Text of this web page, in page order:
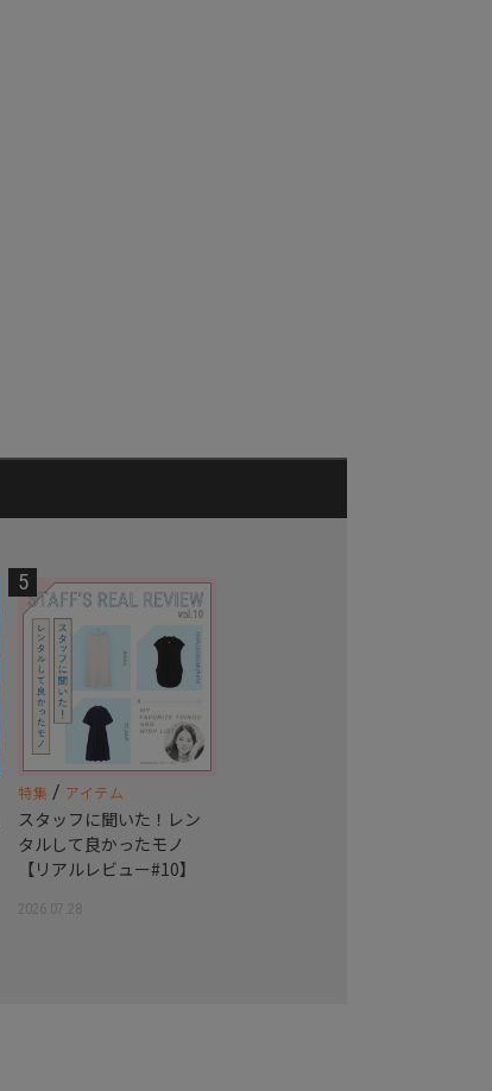
5
特集 / アイテム
スタッフに聞いた！レン
タルして良かったモノ
【リアルレビュー#10】
2026.07.28